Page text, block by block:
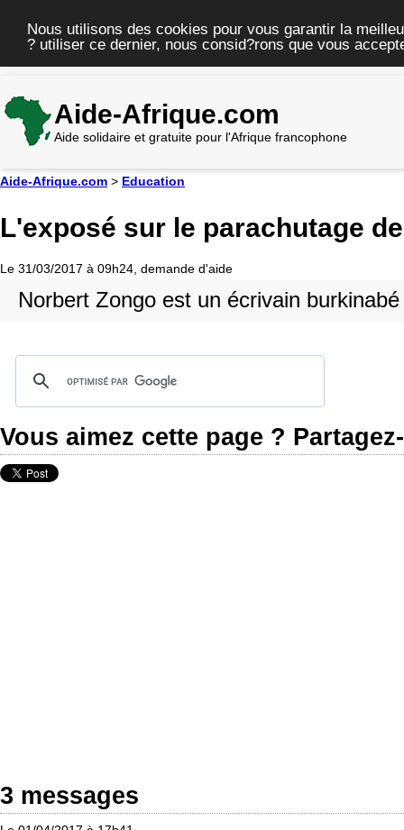
Nous utilisons des cookies pour vous garantir la
? utiliser ce dernier, nous consid?rons que vous
Aide-Afrique.com
Aide solidaire et gratuite pour l'Afrique francophone
Aide-Afrique.com > Education
L'exposé sur le parachutage
Le 31/03/2017 à 09h24, demande d'aide
Norbert Zongo est un écrivain burkinabé
Vous aimez cette page ?
3 messages